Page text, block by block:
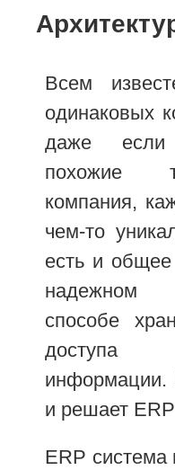
Всем
одинаковых
даже
похожие
компания,
чем-то
есть и
надежном
способе
доступа
информации.
и решает
ERP система